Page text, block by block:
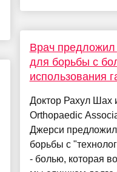
Врач
для борьбы с
использования
Доктор Рахул Шах
Orthopaedic
Джерси предложил
борьбы с
- болью, которая